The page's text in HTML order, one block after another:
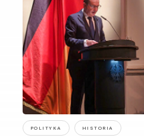
POLITYKA HISTORIA